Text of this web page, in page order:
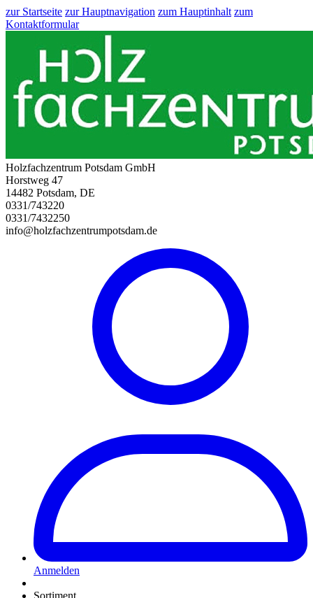
zur Startseite zur Hauptnavigation zum Hauptinhalt zum
Kontaktformular
Holzfachzentrum Potsdam GmbH
Horstweg 47
14482 Potsdam, DE
0331/743220
0331/7432250
info@holzfachzentrumpotsdam.de
Anmelden
Sortiment